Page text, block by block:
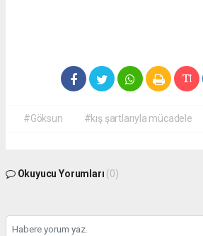
#Göksun #kış şartlarıyla mücadele
Okuyucu Yorumları (0)